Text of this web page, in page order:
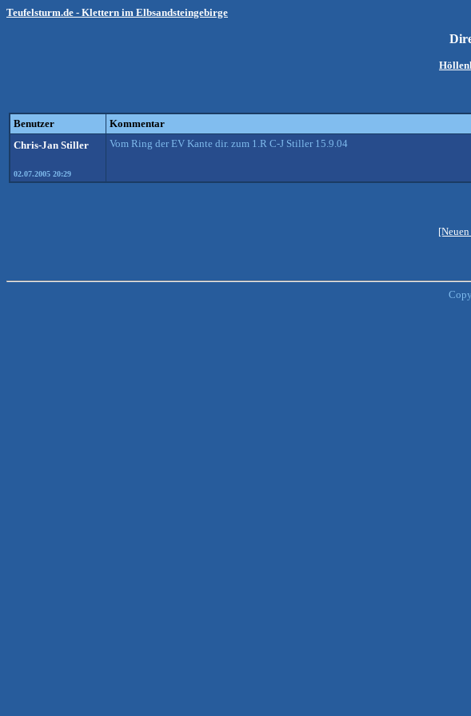
Teufelsturm.de - Klettern im Elbsandsteingebirge
Benutzer Kommentar
Chris-Jan Stiller
02.07.2005 20:29
Vom Ring der EV Kante dir. zum 1.R C-J Stiller 15.9.04